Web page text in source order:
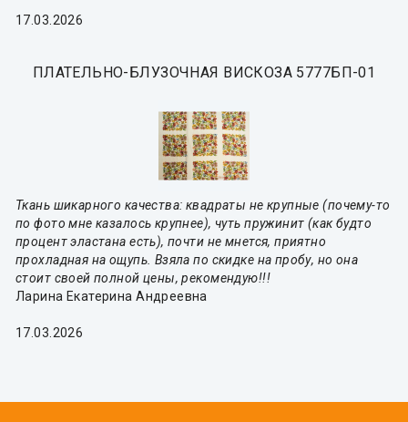
17.03.2026
ПЛАТЕЛЬНО-БЛУЗОЧНАЯ ВИСКОЗА 5777БП-01
Ткань шикарного качества: квадраты не крупные (почему-то
по фото мне казалось крупнее), чуть пружинит (как будто
процент эластана есть), почти не мнется, приятно
прохладная на ощупь. Взяла по скидке на пробу, но она
стоит своей полной цены, рекомендую!!!
Ларина Екатерина Андреевна
17.03.2026